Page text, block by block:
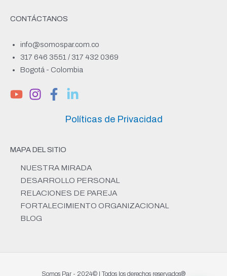
CONTÁCTANOS
info@somospar.com.co
317 646 3551 / 317 432 0369
Bogotá - Colombia
Políticas de Privacidad
MAPA DEL SITIO
NUESTRA MIRADA
DESARROLLO PERSONAL
RELACIONES DE PAREJA
FORTALECIMIENTO ORGANIZACIONAL
BLOG
Somos Par - 2024© | Todos los derechos reservados®